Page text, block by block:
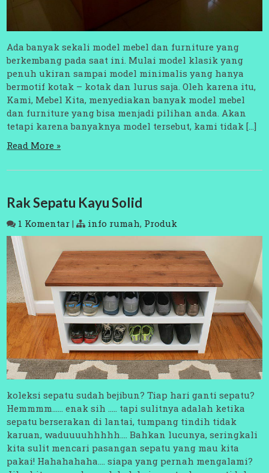
Ada banyak sekali model mebel dan furniture yang
berkembang pada saat ini. Mulai model klasik yang
penuh ukiran sampai model minimalis yang hanya
bermotif kotak – kotak dan lurus saja. Oleh karena itu,
Kami, Mebel Kita, menyediakan banyak model mebel
dan furniture yang bisa menjadi pilihan anda. Akan
tetapi karena banyaknya model tersebut, kami tidak […]
Read More »
Rak Sepatu Kayu Solid
1 Komentar | info rumah, Produk
koleksi sepatu sudah bejibun? Tiap hari ganti sepatu?
Hemmmm…… enak sih ….. tapi sulitnya adalah ketika
sepatu berserakan di lantai, tumpang tindih tidak
karuan, waduuuuhhhhh…. Bahkan lucunya, seringkali
kita sulit mencari pasangan sepatu yang mau kita
pakai! Hahahahaha…. siapa yang pernah mengalami?